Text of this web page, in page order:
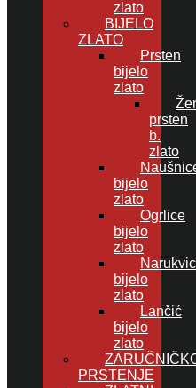
zlato
BIJELO
ZLATO
Prsten
bijelo
zlato
prsten
b.
zlato
bijelo
zlato
Ogrlice
bijelo
zlato
bijelo
zlato
Lančić
bijelo
zlato
PRSTENJE